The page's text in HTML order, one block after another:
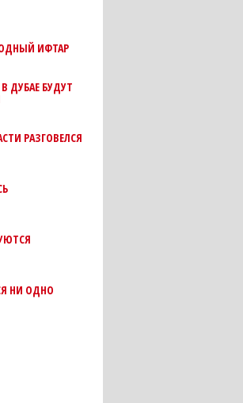
ИФТАР
ДУБАЕ БУДУТ
РАЗГОВЕЛСЯ
НИ ОДНО